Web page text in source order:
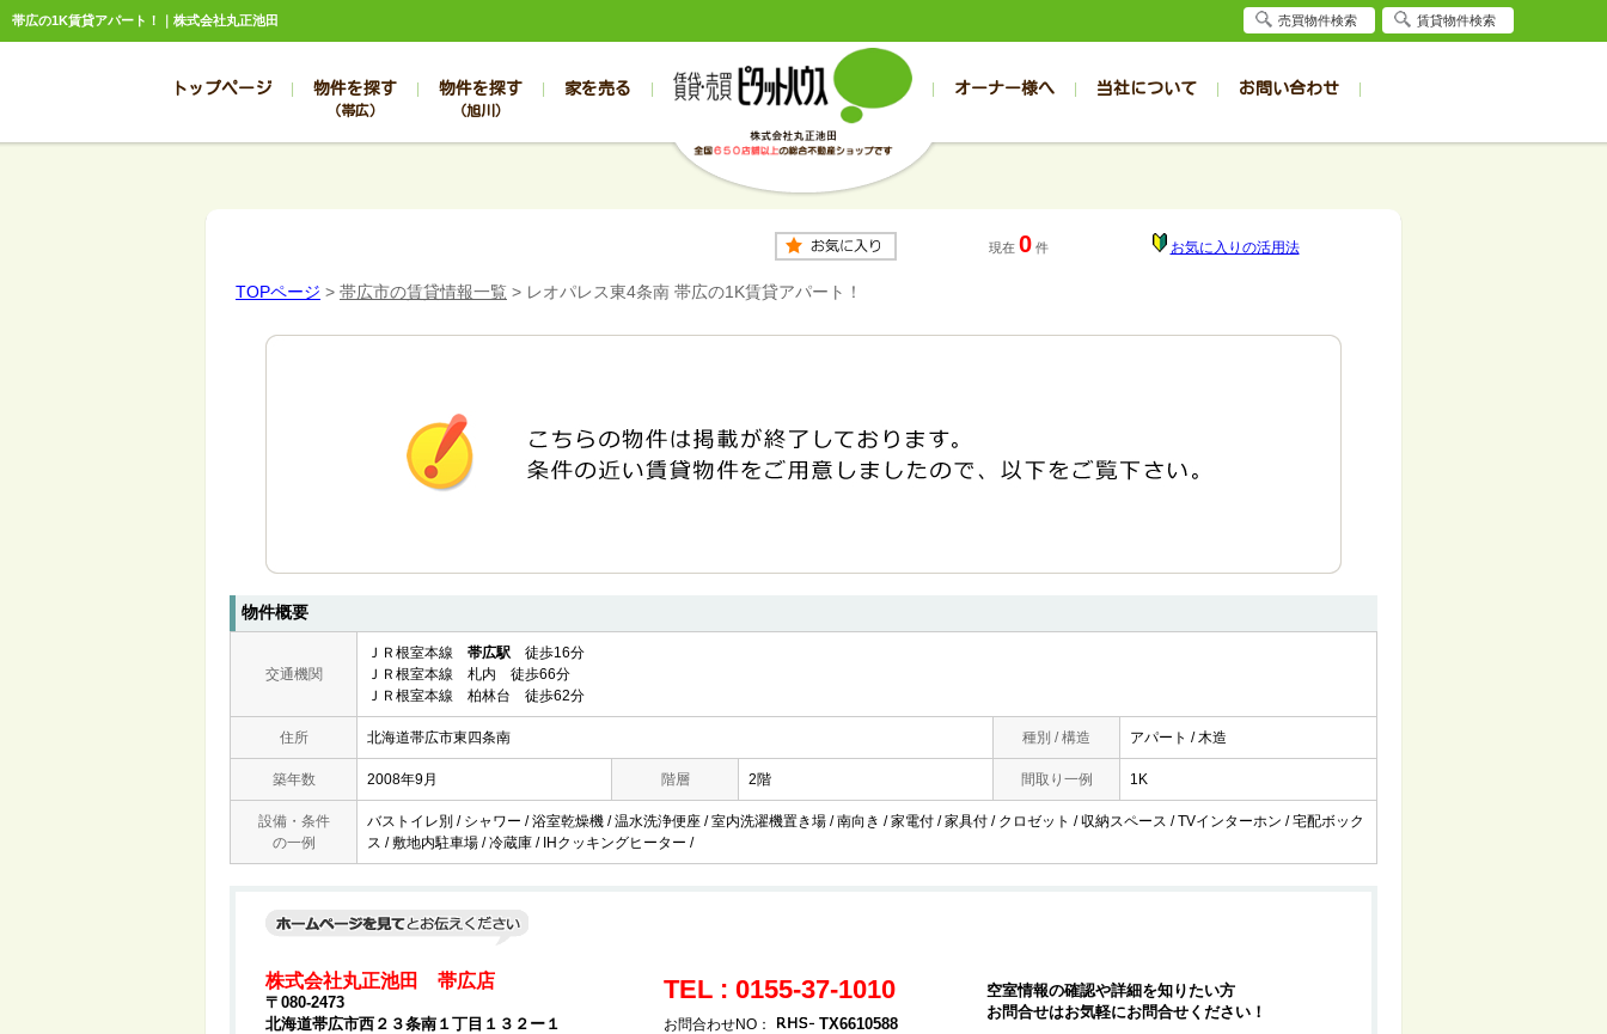
帯広の1K賃貸アパート！｜株式会社丸正池田
トップページ 物件を探す
（帯広）
帯広の売買物件一覧
帯広の中古一戸建て
帯広の1000万円以下
帯広の1000万～2000万円
帯広の2000万～3000万円
帯広の賃貸物件一覧
帯広の賃貸アパート
帯広の1R～1K
帯広の1DK～1LDK
物件を探す
（旭川）
旭川の売買物件一覧
旭川の中古一戸建て
旭川の1000万円以下
旭川の1000万～2000万円
旭川の2000万～3000万円
旭川の賃貸物件一覧
旭川の賃貸アパート
旭川の1R～1K
旭川の1DK～1LDK
家を売る オーナー様へ 当社について
スタッフブログ お客様の声
お問い合わせ
売却のお問合せ 入居者様専用（帯広店）
現在 0 件 お気に入りの活用法
TOPページ > 帯広市の賃貸情報一覧 > レオパレス東4条南 帯広の1K賃貸アパート！
物件概要
交通機関
ＪＲ根室本線 帯広駅 徒歩16分
ＪＲ根室本線 札内 徒歩66分
ＪＲ根室本線 柏林台 徒歩62分
住所 北海道帯広市東四条南 種別 / 構造 アパート / 木造
築年数 2008年9月 階層 2階 間取り一例 1K
設備・条件
の一例
バストイレ別 / シャワー / 浴室乾燥機 / 温水洗浄便座 / 室内洗濯機置き場 / 南向き / 家電付 / 家具付 / クロゼット / 収納スペース / TVインターホン / 宅配ボック
ス / 敷地内駐車場 / 冷蔵庫 / IHクッキングヒーター /
株式会社丸正池田 帯広店
〒080-2473
北海道帯広市西２３条南１丁目１３２ー１
TEL : 0155-37-1010
お問合わせNO： TX6610588
空室情報の確認や詳細を知りたい方
お問合せはお気軽にお問合せください！
売買物件検索 賃貸物件検索